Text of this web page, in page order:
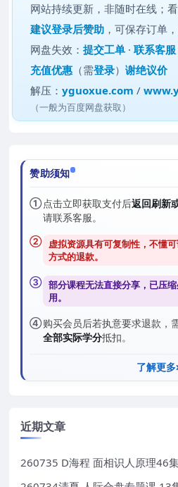
网站持续更新，非随时在线；看
建议登录后赞助 ，可保存订单
网盘失效：提交工单 ·联系客服
充值优惠 （需登录）谢绝议价
解压：yguoxue.com /
（一般为百度网盘获取）
赞助须知
①点击立即获取支付后返回刷新
请联系客服。
② 虚拟资源具有可复制性，不懂
方式的退款。
③ 部分课程无法直接分享，已压
用。
④购买会员后若执意要求退款，
全部实际学分抵扣。
了解更多
近期文章
260735 D海程 面相识人原理46